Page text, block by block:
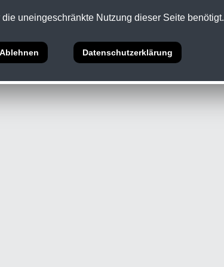
Abs.1 ECG •Datenschutz
uneingeschränkte Nutzung dieser Seite benötigt.
Ablehnen Datenschutzerklärung